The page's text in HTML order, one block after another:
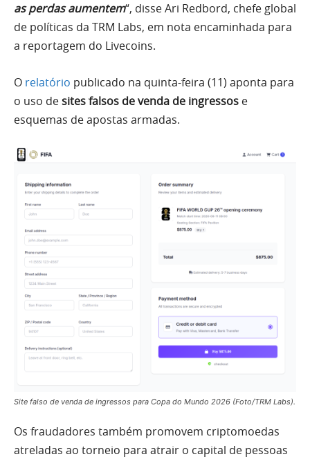
as perdas aumentem“, disse Ari Redbord, chefe global
de políticas da TRM Labs, em nota encaminhada para
a reportagem do Livecoins.
O relatório publicado na quinta-feira (11) aponta para
o uso desites falsos de venda de ingressos e
esquemas de apostas armadas.
Site falso de venda de ingressos para Copa do Mundo 2026 (Foto/TRM Labs).
Os fraudadores também promovem criptomoedas
atreladas ao torneio para atrair o capital de pessoas